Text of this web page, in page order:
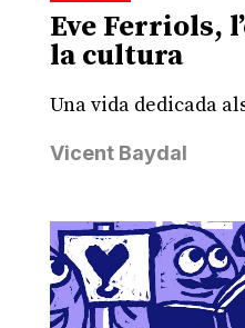
Eve Ferriols,
la cultura
Una vida dedicada
Vicent Baydal